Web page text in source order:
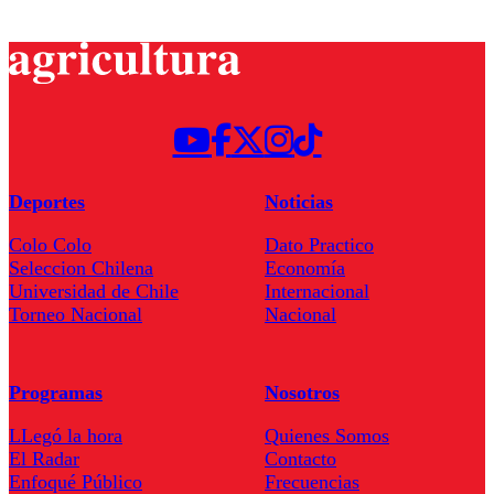
Deportes
Colo Colo
Seleccion Chilena
Universidad de Chile
Torneo Nacional
Noticias
Dato Practico
Economía
Internacional
Nacional
Programas
LLegó la hora
El Radar
Enfoqué Público
Nosotros
Quienes Somos
Contacto
Frecuencias